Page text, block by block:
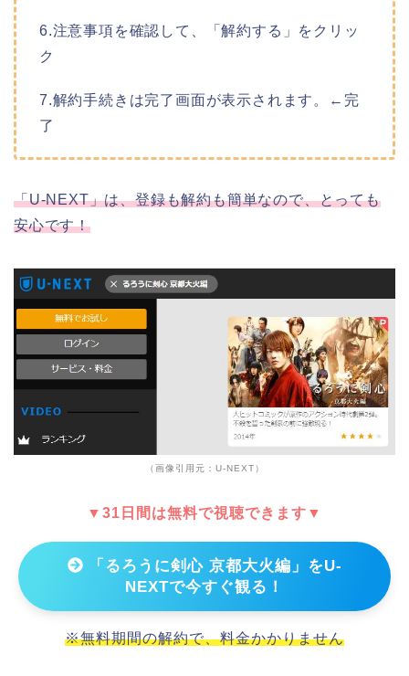
6.注意事項を確認して、「解約する」をクリッ
ク
7.解約手続きは完了画面が表示されます。←完
了
「U-NEXT」は、登録も解約も簡単なので、とっても
安心です！
（画像引用元：U-NEXT）
▼31日間は無料で視聴できます▼
「るろうに剣心 京都大火編」をU-
NEXTで今すぐ観る！
※無料期間の解約で、料金かかりません